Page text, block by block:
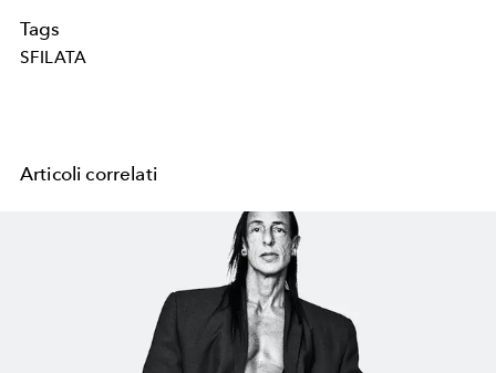
Tags
SFILATA
Articoli correlati